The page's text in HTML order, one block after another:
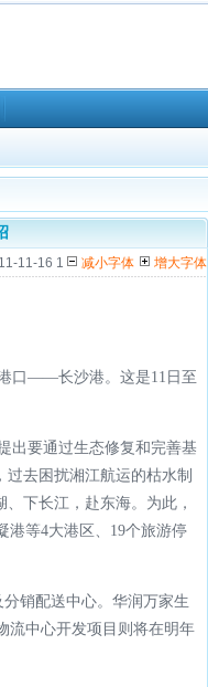
减小字体 增大字体
11-16 1
口——长沙港。这是11日至
出要通过生态修复和完善基
去困扰湘江航运的枯水制
下长江，赴东海。为此，
港等4大港区、19个旅游停
销配送中心。华润万家生
流中心开发项目则将在明年